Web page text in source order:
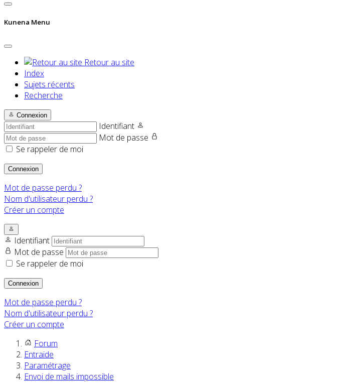
Kunena Menu
Retour au site
Index
Sujets récents
Recherche
Connexion
Identifiant
Mot de passe
Se rappeler de moi
Connexion
Mot de passe perdu ?
Nom d'utilisateur perdu ?
Créer un compte
Identifiant
Mot de passe
Se rappeler de moi
Connexion
Mot de passe perdu ?
Nom d'utilisateur perdu ?
Créer un compte
Forum
Entraide
Paramétrage
Envoi de mails impossible